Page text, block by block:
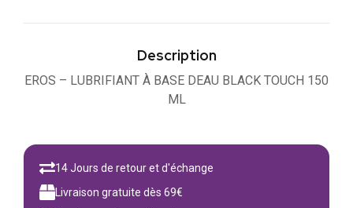
Description
EROS – LUBRIFIANT À BASE DEAU BLACK TOUCH 150
ML
14 Jours de retour et d'échange
Livraison gratuite dès 69€